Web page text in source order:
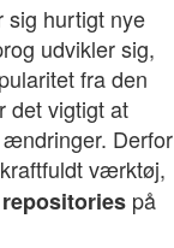
sig hurtigt nye
udvikler sig,
fra den
det vigtigt at
Derfor
værktøj,
repositories på